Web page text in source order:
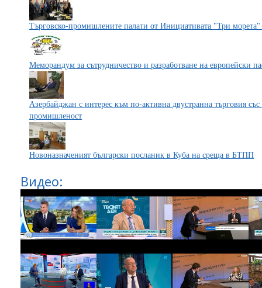
Търговско-промишлените палати от Инициативата "Три
Меморандум за сътрудничество и разработване на европейски
Азербайджан с интерес към по-активна двустранна търговия
промишленост
Новоназначеният български посланик в Куба на среща в БТПП
Видео: